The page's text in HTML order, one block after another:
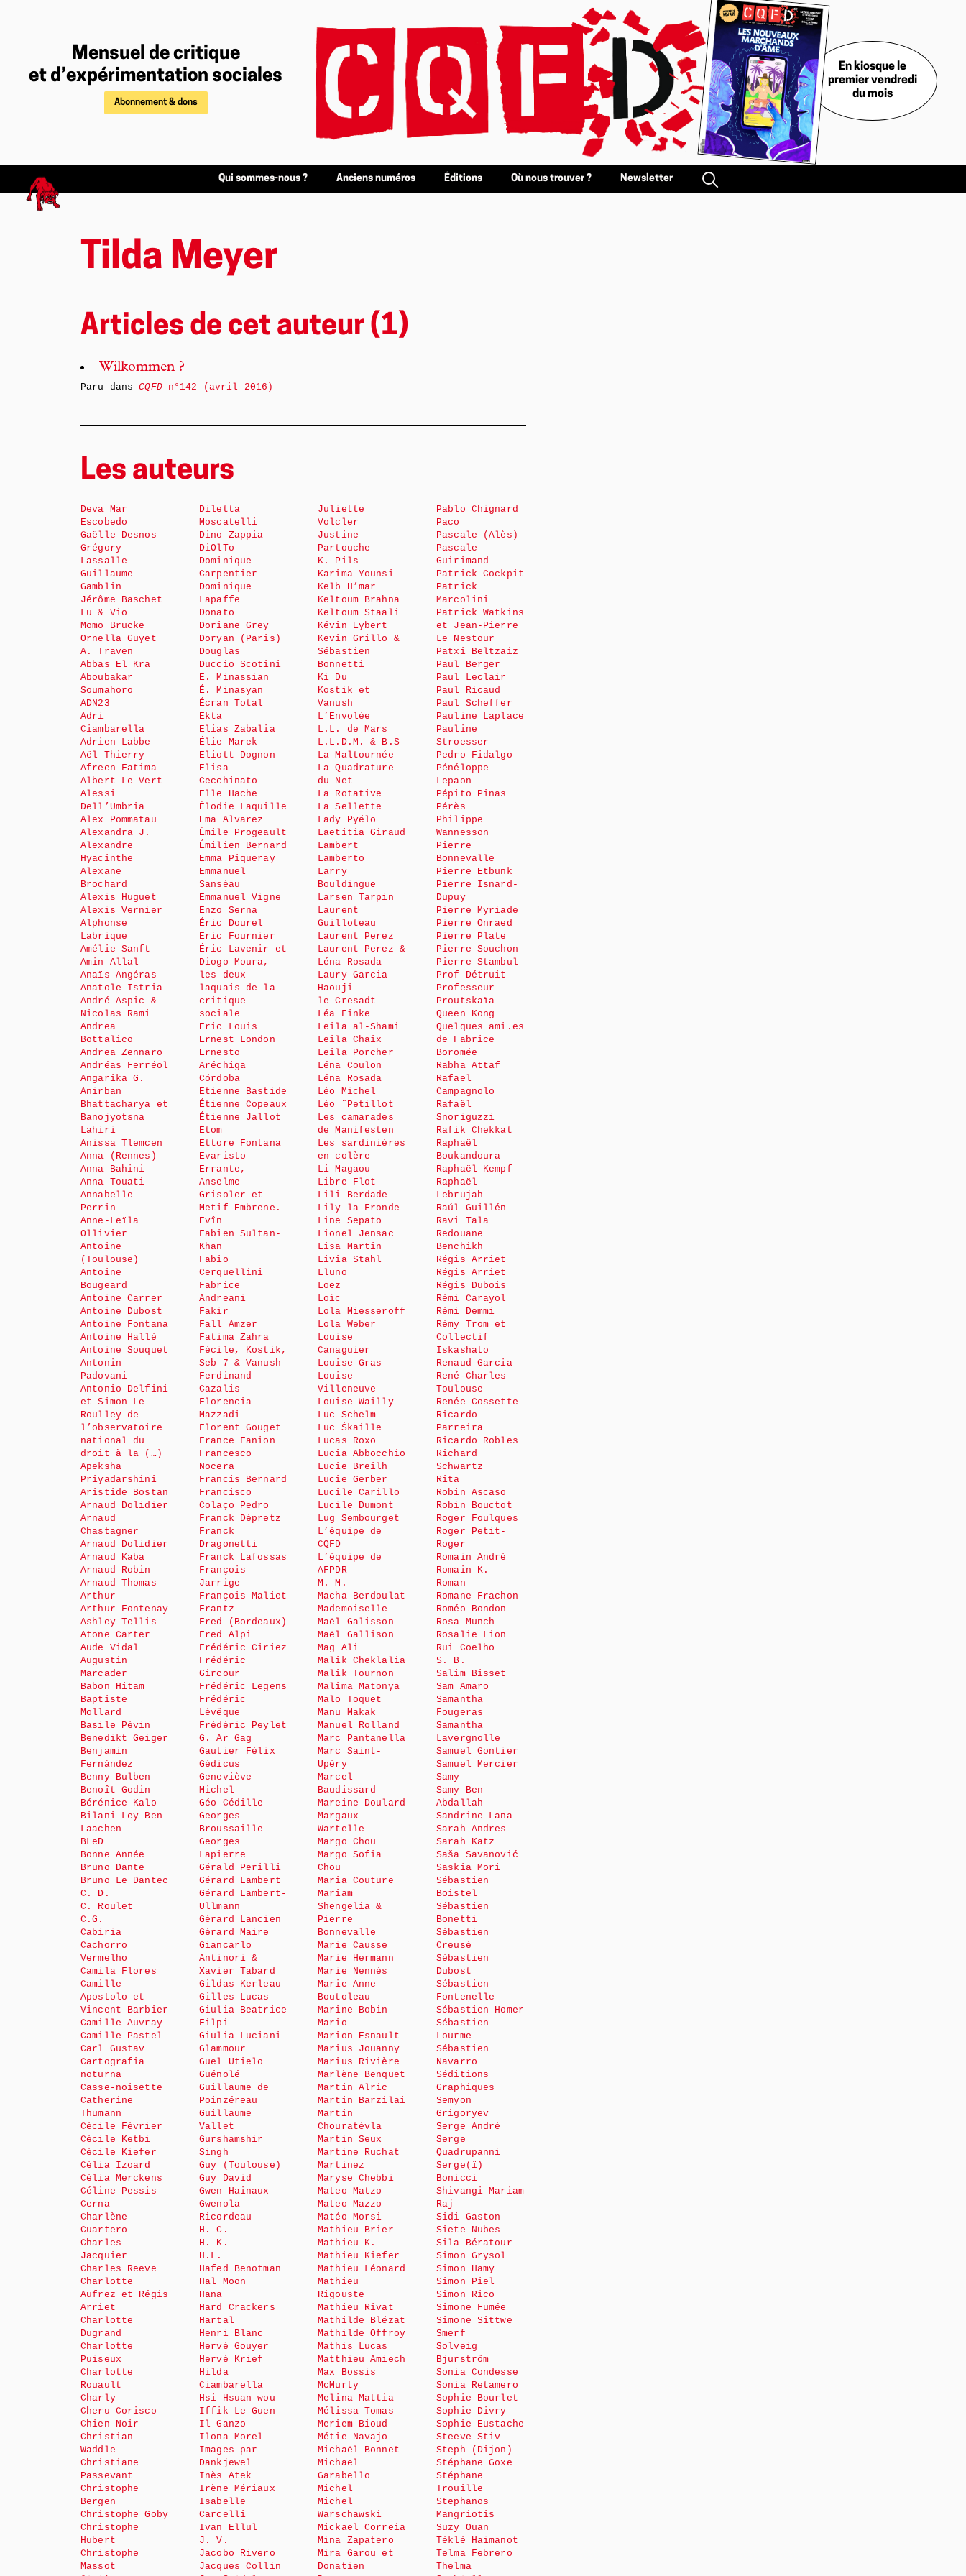
Mensuel de critique
et d’expérimentation sociales
Abonnement & dons
En kiosque le
premier vendredi
du mois
Qui sommes-nous ? Anciens numéros Éditions Où nous trouver ? Newsletter
Tilda Meyer
Articles de cet auteur (1)
Wilkommen ?
Paru dansCQFDn°142 (avril 2016)
Les auteurs
Deva Mar
Escobedo
Gaëlle Desnos
Grégory
Lassalle
Guillaume
Gamblin
Jérôme Baschet
Lu & Vio
Momo Brücke
Ornella Guyet
A. Traven
Abbas El Kra
Aboubakar
Soumahoro
ADN23
Adri
Ciambarella
Adrien Labbe
Aël Thierry
Afreen Fatima
Albert Le Vert
Alessi
Dell’Umbria
Alex Pommatau
Alexandra J.
Alexandre
Hyacinthe
Alexane
Brochard
Alexis Huguet
Alexis Vernier
Alphonse
Labrique
Amélie Sanft
Amin Allal
Anaïs Angéras
Anatole Istria
André Aspic &
Nicolas Rami
Andrea
Bottalico
Andrea Zennaro
Andréas Ferréol
Angarika G.
Anirban
Bhattacharya et
Banojyotsna
Lahiri
Anissa Tlemcen
Anna (Rennes)
Anna Bahini
Anna Touati
Annabelle
Perrin
Anne-Leïla
Ollivier
Antoine
(Toulouse)
Antoine
Bougeard
Antoine Carrer
Antoine Dubost
Antoine Fontana
Antoine Hallé
Antoine Souquet
Antonin
Padovani
Antonio Delfini
et Simon Le
Roulley de
l’observatoire
national du
droit à la (…)
Apeksha
Priyadarshini
Aristide Bostan
Arnaud Dolidier
Arnaud
Chastagner
Arnaud Dolidier
Arnaud Kaba
Arnaud Robin
Arnaud Thomas
Arthur
Arthur Fontenay
Ashley Tellis
Atone Carter
Aude Vidal
Augustin
Marcader
Babon Hitam
Baptiste
Mollard
Basile Pévin
Benedikt Geiger
Benjamin
Fernández
Benny Bulben
Benoît Godin
Bérénice Kalo
Bilani Ley Ben
Laachen
BLeD
Bonne Année
Bruno Dante
Bruno Le Dantec
C. D.
C. Roulet
C.G.
Cabiria
Cachorro
Vermelho
Camila Flores
Camille
Apostolo et
Vincent Barbier
Camille Auvray
Camille Pastel
Carl Gustav
Cartografia
noturna
Casse-noisette
Catherine
Thumann
Cécile Février
Cécile Ketbi
Cécile Kiefer
Célia Izoard
Célia Merckens
Céline Pessis
Cerna
Charlène
Cuartero
Charles
Jacquier
Charles Reeve
Charlotte
Aufrez et Régis
Arriet
Charlotte
Dugrand
Charlotte
Puiseux
Charlotte
Rouault
Charly
Cheru Corisco
Chien Noir
Christian
Waddle
Christiane
Passevant
Christophe
Bergen
Christophe Goby
Christophe
Hubert
Christophe
Massot
Diletta
Moscatelli
Dino Zappia
DiOlTo
Dominique
Carpentier
Dominique
Lapaffe
Donato
Doriane Grey
Doryan (Paris)
Douglas
Duccio Scotini
E. Minassian
É. Minasyan
Écran Total
Ekta
Elias Zabalia
Élie Marek
Eliott Dognon
Elisa
Cecchinato
Elle Hache
Élodie Laquille
Ema Alvarez
Émile Progeault
Émilien Bernard
Emma Piqueray
Emmanuel
Sanséau
Emmanuel Vigne
Enzo Serna
Éric Dourel
Eric Fournier
Éric Lavenir et
Diogo Moura,
les deux
laquais de la
critique
sociale
Eric Louis
Ernest London
Ernesto
Aréchiga
Córdoba
Etienne Bastide
Étienne Copeaux
Étienne Jallot
Etom
Ettore Fontana
Evaristo
Errante,
Anselme
Grisoler et
Metif Embrene.
Evîn
Fabien Sultan-
Khan
Fabio
Cerquellini
Fabrice
Andreani
Fakir
Fall Amzer
Fatima Zahra
Fécile, Kostik,
Seb 7 & Vanush
Ferdinand
Cazalis
Florencia
Mazzadi
Florent Gouget
France Fanion
Francesco
Nocera
Francis Bernard
Francisco
Colaço Pedro
Franck Dépretz
Franck
Dragonetti
Franck Lafossas
François
Jarrige
François Maliet
Frantz
Fred (Bordeaux)
Fred Alpi
Frédéric Ciriez
Frédéric
Gircour
Frédéric Legens
Frédéric
Lévêque
Frédéric Peylet
G. Ar Gag
Gautier Félix
Gédicus
Geneviève
Michel
Géo Cédille
Georges
Broussaille
Georges
Lapierre
Gérald Perilli
Gérard Lambert
Gérard Lambert-
Ullmann
Gérard Lancien
Gérard Maire
Giancarlo
Antinori &
Xavier Tabard
Gildas Kerleau
Gilles Lucas
Giulia Beatrice
Filpi
Giulia Luciani
Glammour
Guel Utielo
Guénolé
Guillaume de
Poinzéreau
Guillaume
Vallet
Gurshamshir
Singh
Guy (Toulouse)
Guy David
Gwen Hainaux
Gwenola
Ricordeau
H. C.
H. K.
H.L.
Hafed Benotman
Hal Moon
Hana
Hard Crackers
Hartal
Henri Blanc
Hervé Gouyer
Hervé Krief
Hilda
Ciambarella
Hsi Hsuan-wou
Iffik Le Guen
Il Ganzo
Ilona Morel
Images par
Dankjewel
Inès Atek
Irène Mériaux
Isabelle
Carcelli
Ivan Ellul
J. V.
Jacobo Rivero
Jacques Collin
Juliette
Volcler
Justine
Partouche
K. Pils
Karima Younsi
Kelb H’mar
Keltoum Brahna
Keltoum Staali
Kévin Eybert
Kevin Grillo &
Sébastien
Bonnetti
Ki Du
Kostik et
Vanush
L’Envolée
L.L. de Mars
L.L.D.M. & B.S
La Maltournée
La Quadrature
du Net
La Rotative
La Sellette
Lady Pyélo
Laëtitia Giraud
Lambert
Lamberto
Larry
Bouldingue
Larsen Tarpin
Laurent
Guilloteau
Laurent Perez
Laurent Perez &
Léna Rosada
Laury Garcia
Haouji
le Cresadt
Léa Finke
Leila al-Shami
Leila Chaix
Leila Porcher
Léna Coulon
Léna Rosada
Léo Michel
Léo ¨Petillot
Les camarades
de Manifesten
Les sardinières
en colère
Li Magaou
Libre Flot
Lili Berdade
Lily la Fronde
Line Sepato
Lionel Jensac
Lisa Martin
Livia Stahl
Lluno
Loez
Loïc
Lola Miesseroff
Lola Weber
Louise
Canaguier
Louise Gras
Louise
Villeneuve
Louise Wailly
Luc Schelm
Luc Śkaille
Lucas Roxo
Lucia Abbocchio
Lucie Breilh
Lucie Gerber
Lucile Carillo
Lucile Dumont
Lug Sembourget
L’équipe de
CQFD
L’équipe de
AFPDR
M. M.
Macha Berdoulat
Mademoiselle
Maël Galisson
Maël Gallison
Mag Ali
Malik Cheklalia
Malik Tournon
Malima Matonya
Malo Toquet
Manu Makak
Manuel Rolland
Marc Pantanella
Marc Saint-
Upéry
Marcel
Baudissard
Mareine Doulard
Margaux
Wartelle
Margo Chou
Margo Sofia
Chou
Maria Couture
Mariam
Shengelia &
Pierre
Bonnevalle
Marie Causse
Marie Hermann
Marie Nennès
Marie-Anne
Boutoleau
Marine Bobin
Mario
Marion Esnault
Marius Jouanny
Marius Rivière
Marlène Benquet
Martin Alric
Martin Barzilai
Martin
Chouratévla
Martin Seux
Martine Ruchat
Martinez
Maryse Chebbi
Mateo Matzo
Mateo Mazzo
Matéo Morsi
Mathieu Brier
Mathieu K.
Mathieu Kiefer
Mathieu Léonard
Mathieu
Rigouste
Mathieu Rivat
Mathilde Blézat
Mathilde Offroy
Mathis Lucas
Matthieu Amiech
Max Bossis
McMurty
Melina Mattia
Mélissa Tomas
Meriem Bioud
Métie Navajo
Michaël Bonnet
Michael
Garabello
Michel
Michel
Warschawski
Mickael Correia
Mina Zapatero
Mira Garou et
Donatien
Pablo Chignard
Paco
Pascale (Alès)
Pascale
Guirimand
Patrick Cockpit
Patrick
Marcolini
Patrick Watkins
et Jean-Pierre
Le Nestour
Patxi Beltzaiz
Paul Berger
Paul Leclair
Paul Ricaud
Paul Scheffer
Pauline Laplace
Pauline
Stroesser
Pedro Fidalgo
Pénéloppe
Lepaon
Pépito Pinas
Pérès
Philippe
Wannesson
Pierre
Bonnevalle
Pierre Etbunk
Pierre Isnard-
Dupuy
Pierre Myriade
Pierre Onraed
Pierre Plate
Pierre Souchon
Pierre Stambul
Prof Détruit
Professeur
Proutskaïa
Queen Kong
Quelques ami.es
de Fabrice
Boromée
Rabha Attaf
Rafael
Campagnolo
Rafaël
Snoriguzzi
Rafik Chekkat
Raphaël
Boukandoura
Raphaël Kempf
Raphaël
Lebrujah
Raúl Guillén
Ravi Tala
Redouane
Benchikh
Régis Arriet
Régis Arriet
Régis Dubois
Rémi Carayol
Rémi Demmi
Rémy Trom et
Collectif
Iskashato
Renaud Garcia
René-Charles
Toulouse
Renée Cossette
Ricardo
Parreira
Ricardo Robles
Richard
Schwartz
Rita
Robin Ascaso
Robin Bouctot
Roger Foulques
Roger Petit-
Roger
Romain André
Romain K.
Roman
Romane Frachon
Roméo Bondon
Rosa Munch
Rosalie Lion
Rui Coelho
S. B.
Salim Bisset
Sam Amaro
Samantha
Fougeras
Samantha
Lavergnolle
Samuel Gontier
Samuel Mercier
Samy
Samy Ben
Abdallah
Sandrine Lana
Sarah Andres
Sarah Katz
Saša Savanović
Saskia Mori
Sébastien
Boistel
Sébastien
Bonetti
Sébastien
Creusé
Sébastien
Dubost
Sébastien
Fontenelle
Sébastien Homer
Sébastien
Lourme
Sébastien
Navarro
Séditions
Graphiques
Semyon
Grigoryev
Serge André
Serge
Quadrupanni
Serge(ï)
Bonicci
Shivangi Mariam
Raj
Sidi Gaston
Siete Nubes
Sila Bératour
Simon Grysol
Simon Hamy
Simon Piel
Simon Rico
Simone Fumée
Simone Sittwe
Smerf
Solveig
Bjurström
Sonia Condesse
Sonia Retamero
Sophie Bourlet
Sophie Divry
Sophie Eustache
Steeve Stiv
Steph (Dijon)
Stéphane Goxe
Stéphane
Trouille
Stephanos
Mangriotis
Suzy Ouan
Téklé Haimanot
Telma Febrero
Thelma